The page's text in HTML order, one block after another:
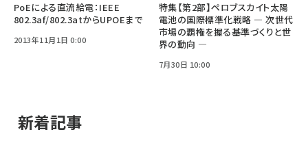
PoEによる直流給電：IEEE
802.3af/802.3atからUPOEまで
2013年11月1日 0:00
特集【第2部】ペロブスカイト太陽
電池の国際標準化戦略 ― 次世代
市場の覇権を握る基準づくりと世
界の動向 ―
7月30日 10:00
新着記事